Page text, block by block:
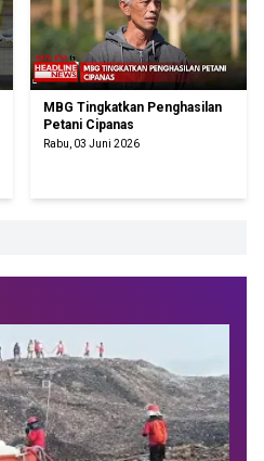
MBG Tingkatkan Penghasilan
Petani Cipanas
Rabu, 03 Juni 2026